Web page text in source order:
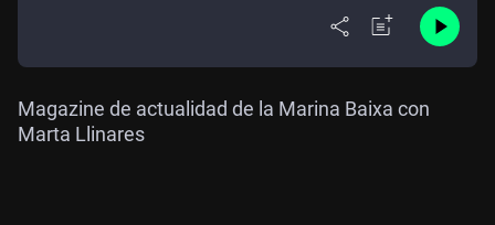
Magazine de actualidad de la Marina Baixa con
Marta Llinares